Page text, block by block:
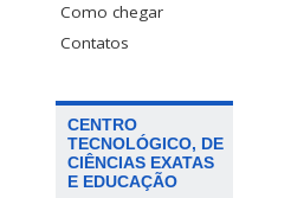
Como chegar
Contatos
CENTRO
TECNOLÓGICO, DE
CIÊNCIAS EXATAS
E EDUCAÇÃO